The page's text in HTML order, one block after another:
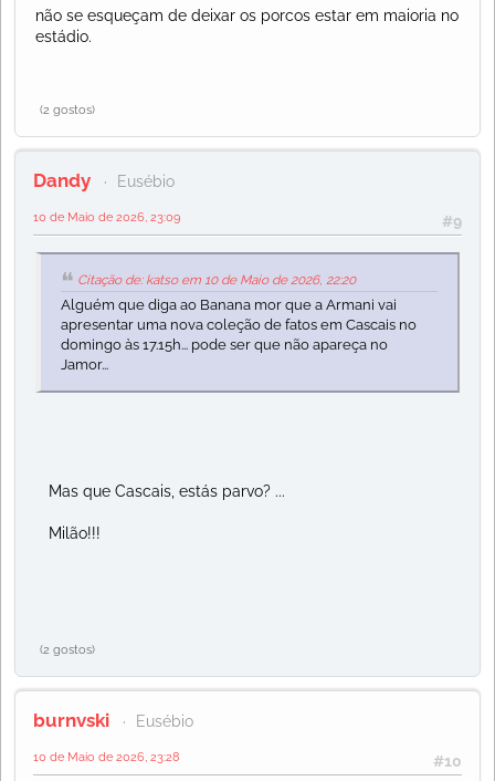
não se esqueçam de deixar os porcos estar em maioria no
estádio.
(2 gostos)
Dandy Eusébio
#9
10 de Maio de 2026, 23:09
Citação de: katso em 10 de Maio de 2026, 22:20
Alguém que diga ao Banana mor que a Armani vai
apresentar uma nova coleção de fatos em Cascais no
domingo às 17.15h... pode ser que não apareça no
Jamor...
Mas que Cascais, estás parvo? ...
Milão!!!
(2 gostos)
burnvski Eusébio
#10
10 de Maio de 2026, 23:28